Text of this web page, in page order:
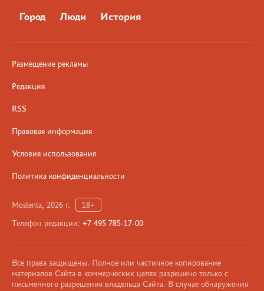
Город Люди История
Размещение рекламы
Редакция
RSS
Правовая информация
Условия использования
Политика конфиденциальности
Moslenta, 2026 г.
18+
Телефон редакции: +7 495 785-17-00
Все права защищены. Полное или частичное копирование
материалов Сайта в коммерческих целях разрешено только с
письменного разрешения владельца Сайта. В случае обнаружения